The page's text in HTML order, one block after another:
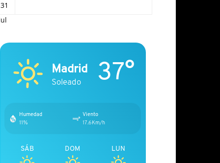
31
Madrid
Soleado 37°
Humedad
11%
Viento
17.6Km/h
SÁB DOM LUN